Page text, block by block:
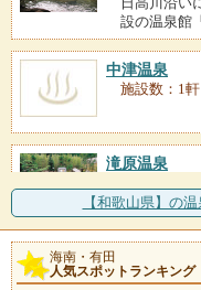
設の温泉館
中津温泉
施設数：1軒
滝原温泉
四方をすべ
辺は水の美
【和歌山県】の
海南・有田
人気スポットランキング